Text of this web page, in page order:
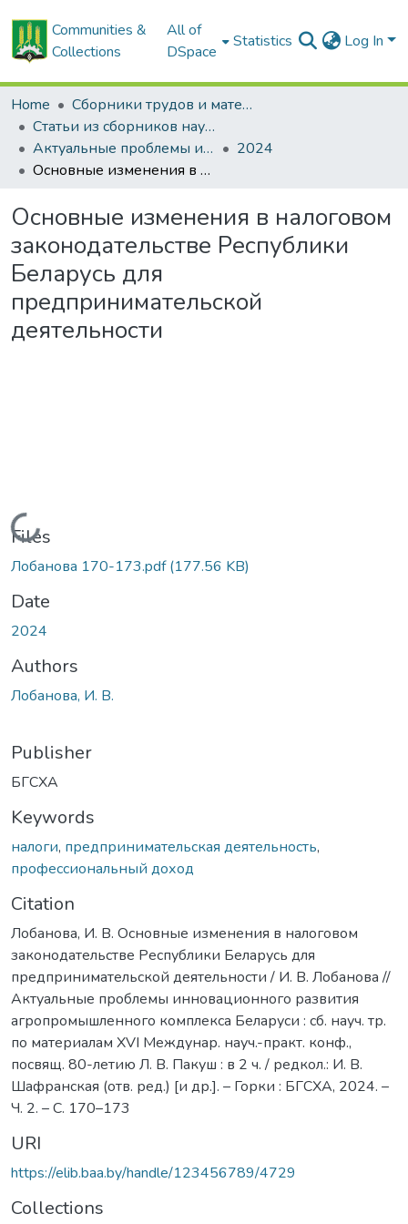
Communities &
Collections
All of
DSpace
Statistics Log In
Home
Сборники трудов и материалов конференций
Статьи из сборников научных трудов
Актуальные проблемы инновационного развития агропромышленного комплекса Беларуси
2024
Основные изменения в налоговом законодательстве Республики Беларусь для предпринимательской деятельности
Основные изменения в налоговом
законодательстве Республики
Беларусь для
предпринимательской
деятельности
Loading...
Files
Лобанова 170-173.pdf(177.56 KB)
Date
2024
Authors
Лобанова, И. В.
Publisher
БГСХА
Keywords
налоги, предпринимательская деятельность,
профессиональный доход
Citation
Лобанова, И. В. Основные изменения в налоговом
законодательстве Республики Беларусь для
предпринимательской деятельности / И. В. Лобанова //
Актуальные проблемы инновационного развития
агропромышленного комплекса Беларуси : сб. науч. тр.
по материалам XVI Междунар. науч.-практ. конф.,
посвящ. 80-летию Л. В. Пакуш : в 2 ч. / редкол.: И. В.
Шафранская (отв. ред.) [и др.]. – Горки : БГСХА, 2024. –
Ч. 2. – С. 170–173
URI
https://elib.baa.by/handle/123456789/4729
Collections